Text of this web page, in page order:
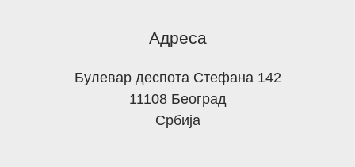
Адреса
Булевар деспота Стефана 142
11108 Београд
Србија